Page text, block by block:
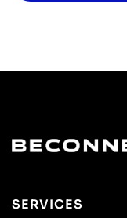
SERVICES